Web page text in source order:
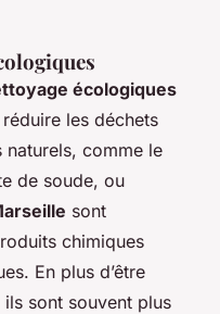
écologiques
les déchets
naturels, comme le
de soude, ou
sont
chimiques
En plus d’être
ils sont souvent plus